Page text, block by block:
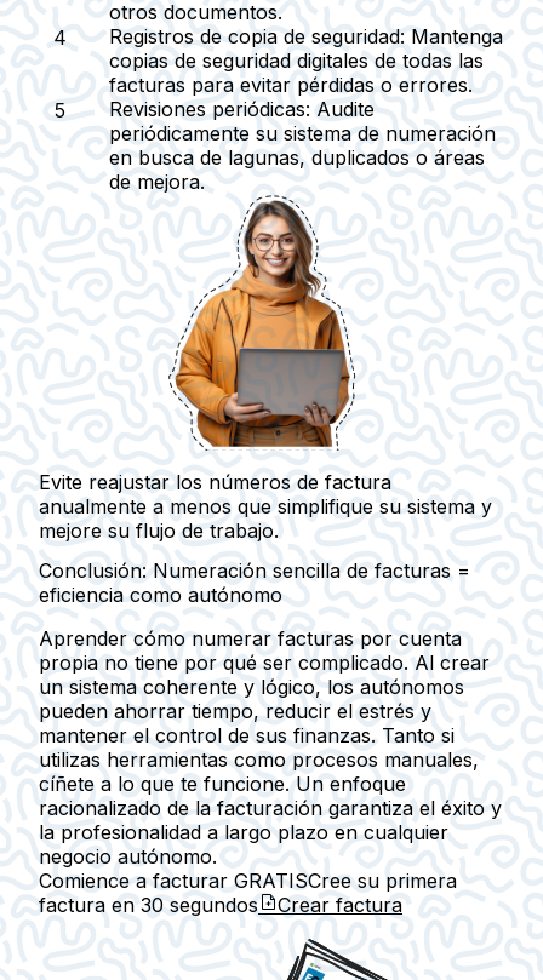
otros documentos.
Registros de copia de seguridad: Mantenga
copias de seguridad digitales de todas las
facturas para evitar pérdidas o errores.
Revisiones periódicas: Audite
periódicamente su sistema de numeración
en busca de lagunas, duplicados o áreas
de mejora.
Evite reajustar los números de factura
anualmente a menos que simplifique su sistema y
mejore su flujo de trabajo.
Conclusión: Numeración sencilla de facturas =
eficiencia como autónomo
Aprender cómo numerar facturas por cuenta
propia no tiene por qué ser complicado. Al crear
un sistema coherente y lógico, los autónomos
pueden ahorrar tiempo, reducir el estrés y
mantener el control de sus finanzas. Tanto si
utilizas herramientas como procesos manuales,
cíñete a lo que te funcione. Un enfoque
racionalizado de la facturación garantiza el éxito y
la profesionalidad a largo plazo en cualquier
negocio autónomo.
Comience a facturar GRATISCree su primera
factura en 30 segundos Crear factura